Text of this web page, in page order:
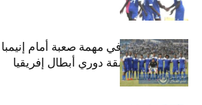
هلال السودان في مهمة صعبة أمام إنيمبا
النيجيري بمسابقة دوري أبطال إفريقيا